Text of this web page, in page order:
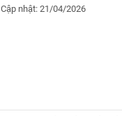
Cập nhật: 21/04/2026